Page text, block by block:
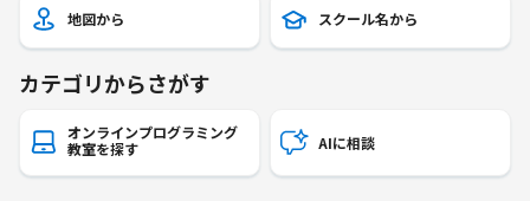
地図から スクール名から
カテゴリからさがす
オンラインプログラミング
教室を探す
AIに相談